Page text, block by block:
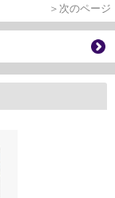
＞次のページ